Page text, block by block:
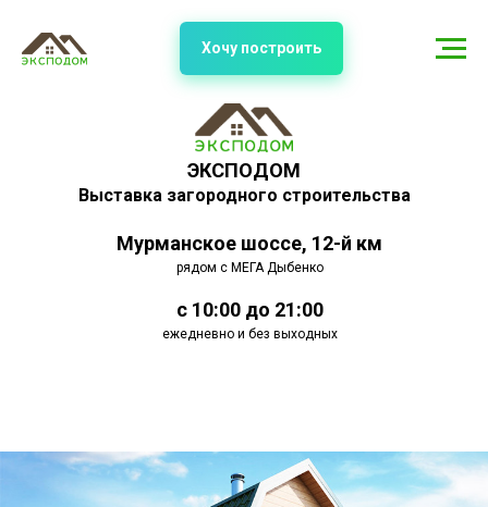
ЭКСПОДОМ
Выставка загородного строительства
Мурманское шоссе, 12-й км
рядом с МЕГА Дыбенко
с 10:00 до 21:00
ежедневно и без выходных
Хочу построить